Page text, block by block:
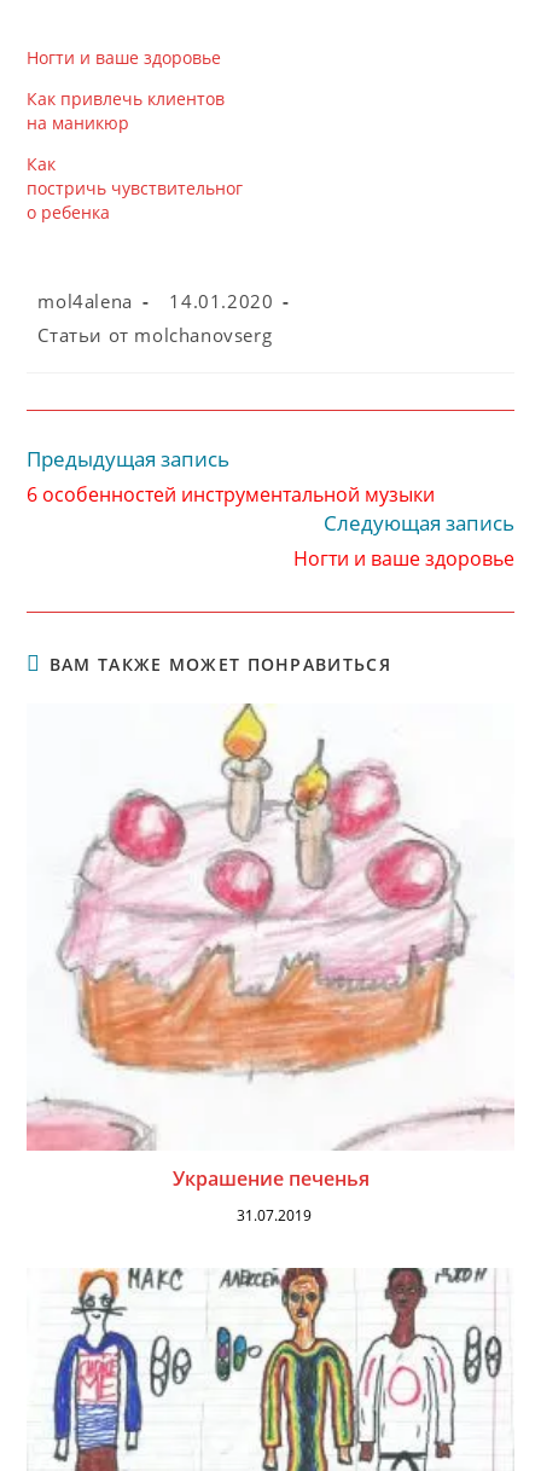
Ногти и ваше здоровье
Как привлечь клиентов
на маникюр
Как
постричь чувствительног
о ребенка
Автор
mol4alena
Запись
14.01.2020
Рубрика
Cтатьи от molchanovserg
Читать
статьи
Предыдущая запись
6 особенностей инструментальной музыки
Следующая запись
Ногти и ваше здоровье
ВАМ ТАКЖЕ МОЖЕТ ПОНРАВИТЬСЯ
Украшение печенья
31.07.2019